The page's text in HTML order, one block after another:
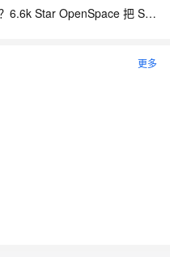
绷不住了，Agent 每次从零烧 token？6.6k Star OpenSpace 把 Skill 变成会进化的资产
更多